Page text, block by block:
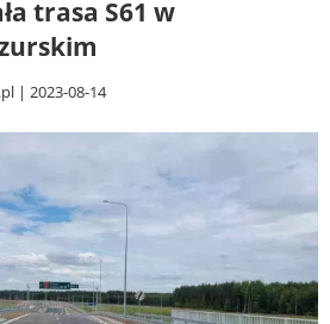
trasa S61 w
2023-08-14